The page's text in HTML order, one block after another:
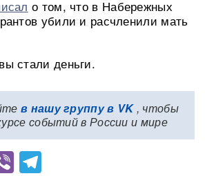
о том, что в Набережных
убили и расчленили мать
стали деньги.
в нашу группу в VK, чтобы
событий в России и мире
Viber